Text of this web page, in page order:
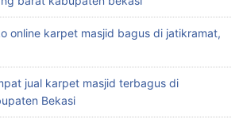
online karpet masjid bagus di jatikramat,
jual karpet masjid terbagus di
Bekasi